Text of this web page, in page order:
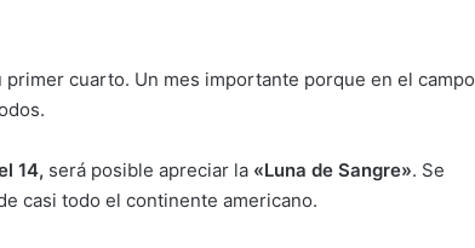
cuarto. Un mes importante porque en el campo
14, será posible apreciar la «Luna de Sangre». Se
casi todo el continente americano.